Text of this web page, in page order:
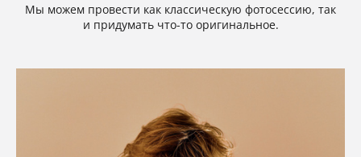
Мы можем провести как классическую фотосессию, так
и придумать что-то оригинальное.